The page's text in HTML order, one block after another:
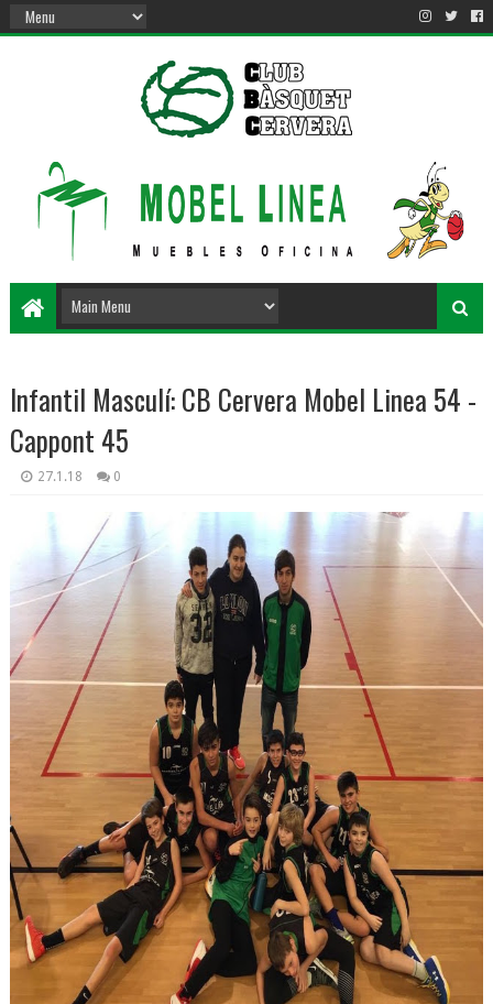
Infantil Masculí: CB Cervera Mobel Linea 54 -
Cappont 45
27.1.18 0